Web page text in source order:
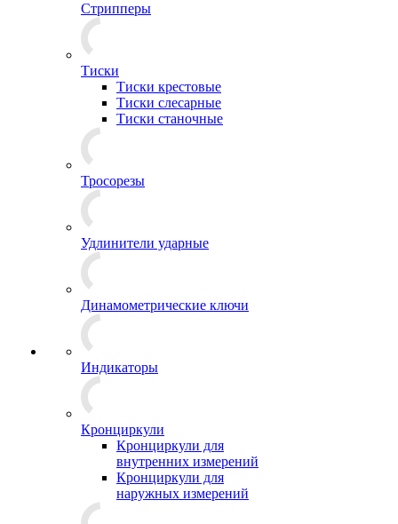
Стрипперы
Тиски
Тиски крестовые
Тиски слесарные
Тиски станочные
Тросорезы
Удлинители ударные
Динамометрические ключи
Индикаторы
Кронциркули
Кронциркули для
внутренних измерений
Кронциркули для
наружных измерений